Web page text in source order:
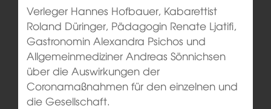
Verleger Hannes Hofbauer, Kabarettist
Roland Düringer, Pädagogin Renate Ljatifi,
Gastronomin Alexandra Psichos und
Allgemeinmediziner Andreas Sönnichsen
über die Auswirkungen der
Coronamaßnahmen für den einzelnen und
die Gesellschaft.